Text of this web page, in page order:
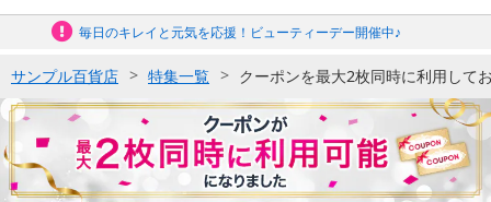
毎日のキレイと元気を応援！ビューティーデー開催中♪
サンプル百貨店 特集一覧 クーポンを最大2枚同時に利用して